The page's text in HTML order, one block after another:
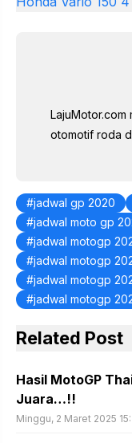
k
otomotif roda
jadwal gp 2020
jadwal moto gp
jadwal motogp
jadwal motogp
jadwal motogp
jadwal motogp
Related Post
Hasil MotoGP
Juara…!!
Minggu, 2 Maret 2025